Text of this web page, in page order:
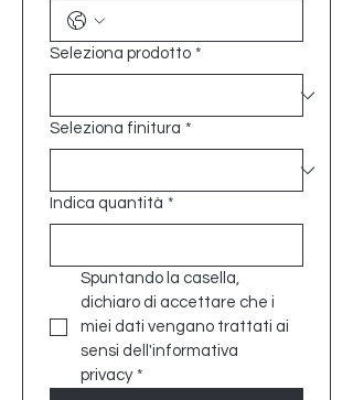
Seleziona prodotto *
Seleziona finitura *
Indica quantità *
Spuntando la casella,
dichiaro di accettare che i
miei dati vengano trattati ai
sensi dell'informativa
privacy *